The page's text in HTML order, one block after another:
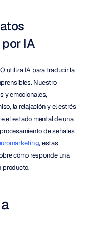
IA
utiliza IA para traducir la
Nuestro
y emocionales,
la relajación y el estrés
el estado mental de una
de señales.
, estas
cómo responde una
producto.